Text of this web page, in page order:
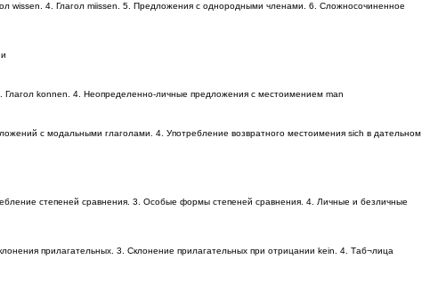
wissen. 4. Глагол miissen. 5. Предложения с однородными членами. 6. Сложносочиненное
konnen. 4. Неопределенно-личные предложения с местоимением man
с модальными глаголами. 4. Употребление возвратного местоимения sich в дательном
степеней сравнения. 3. Особые формы степеней сравнения. 4. Личные и безличные
прилагательных. 3. Склонение прилагательных при отрицании kein. 4. Таб¬лица